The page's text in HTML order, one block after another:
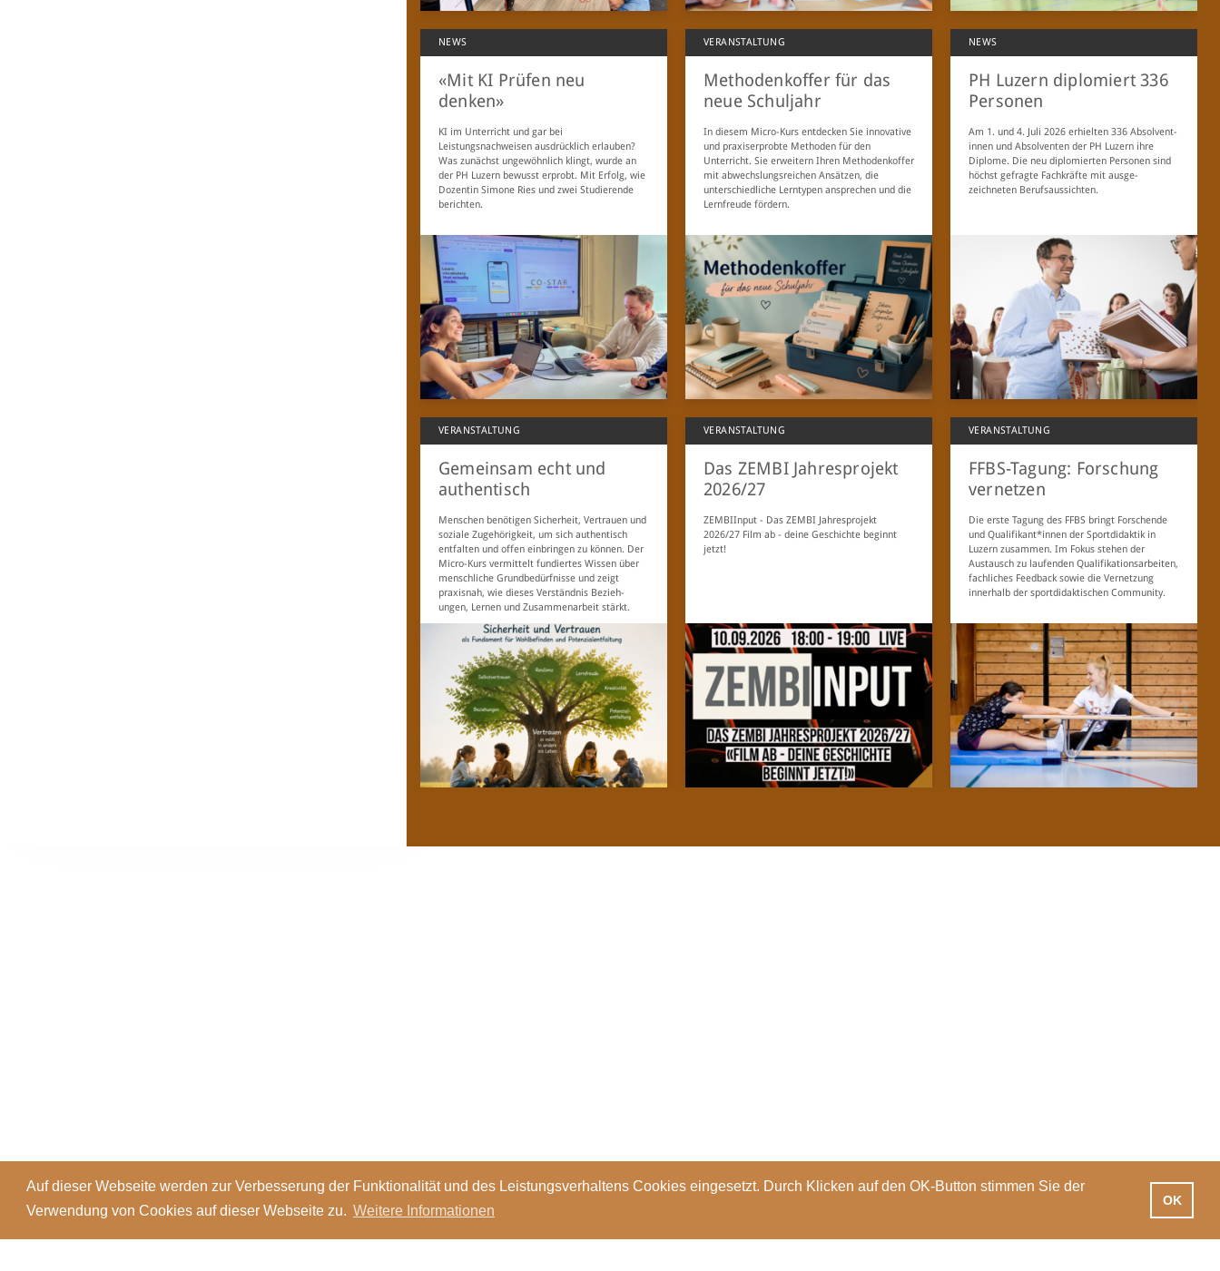
Auf dieser Webseite werden zur Verbesserung der Funktionalität und des Leistungsverhaltens Cookies eingesetzt. Durch Klicken auf den OK-Button stimmen Sie der
Verwendung von Cookies auf dieser Webseite zu. Weitere Informationen
OK
NEWS
«Mit KI Prüfen neu
denken»
KI im Unterricht und gar bei
Leistungsnachweisen ausdrücklich erlauben?
Was zunächst ungewöhnlich klingt, wurde an
der PH Luzern bewusst erprobt. Mit Erfolg, wie
Dozentin Simone Ries und zwei Studierende
berichten.
VERANSTALTUNG
Methodenkoffer für das
neue Schuljahr
In diesem Micro-Kurs entdecken Sie innovative
und praxiserprobte Methoden für den
Unterricht. Sie erweitern Ihren Methodenkoffer
mit abwechslungsreichen Ansätzen, die
unterschiedliche Lerntypen ansprechen und die
Lernfreude fördern.
NEWS
PH Luzern diplomiert 336
Personen
Am 1. und 4. Juli 2026 erhielten 336 Absol­vent­
innen und Absolventen der PH Luzern ihre
Diplome. Die neu diplomierten Personen sind
höchst gefragte Fachkräfte mit ausge­
zeichneten Berufsaussichten.
VERANSTALTUNG
Gemeinsam echt und
authentisch
Menschen benötigen Sicherheit, Vertrauen und
soziale Zugehörigkeit, um sich authentisch
entfalten und offen einbringen zu können. Der
Micro-Kurs vermittelt fundiertes Wissen über
menschliche Grundbedürfnisse und zeigt
praxisnah, wie dieses Verständnis Bezieh­
ungen, Lernen und Zusammenarbeit stärkt.
VERANSTALTUNG
Das ZEMBI Jahresprojekt
2026/27
ZEMBIInput - Das ZEMBI Jahresprojekt
2026/27 Film ab - deine Geschichte beginnt
jetzt!
VERANSTALTUNG
FFBS-Tagung: Forschung
vernetzen
Die erste Tagung des FFBS bringt Forschende
und Qualifikant*innen der Sportdidaktik in
Luzern zusammen. Im Fokus stehen der
Austausch zu laufenden Qualifikationsarbeiten,
fachliches Feedback sowie die Vernetzung
innerhalb der sportdidaktischen Community.